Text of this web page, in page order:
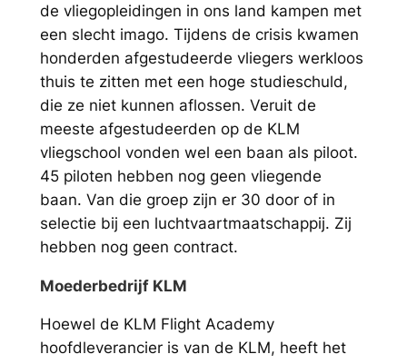
de vliegopleidingen in ons land kampen met
een slecht imago. Tijdens de crisis kwamen
honderden afgestudeerde vliegers werkloos
thuis te zitten met een hoge studieschuld,
die ze niet kunnen aflossen. Veruit de
meeste afgestudeerden op de KLM
vliegschool vonden wel een baan als piloot.
45 piloten hebben nog geen vliegende
baan. Van die groep zijn er 30 door of in
selectie bij een luchtvaartmaatschappij. Zij
hebben nog geen contract.
Moederbedrijf KLM
Hoewel de KLM Flight Academy
hoofdleverancier is van de KLM, heeft het